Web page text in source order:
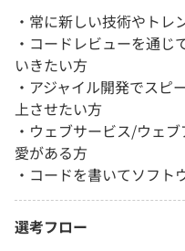
・常に新しい技術やトレ
・コードレビューを通じ
いきたい方
・アジャイル開発でスピ
上させたい方
・ウェブサービス/ウェ
愛がある方
・コードを書いてソフ
選考フロー